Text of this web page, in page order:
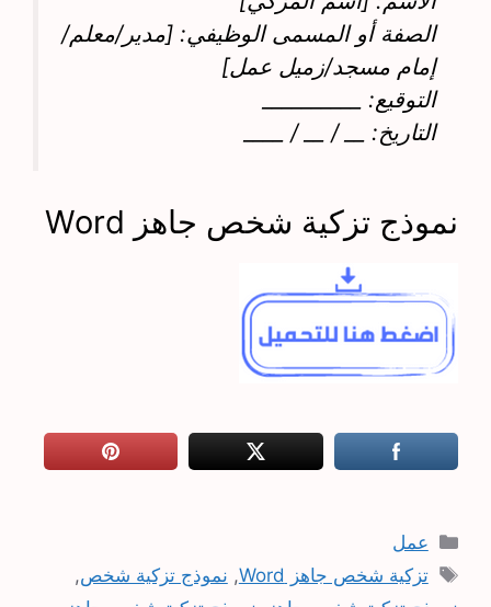
الصفة أو المسمى الوظيفي: [مدير/معلم/
إمام مسجد/زميل عمل]
التوقيع: __________
التاريخ: __ / __ / ____
نموذج تزكية شخص جاهز Word
التصنيفات
عمل
الوسوم
تزكية شخص جاهز Word , نموذج تزكية شخص,